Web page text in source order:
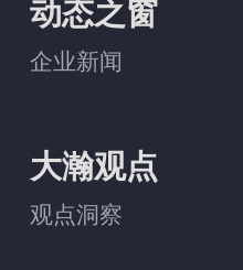
动态之窗
企业新闻
大瀚观点
观点洞察